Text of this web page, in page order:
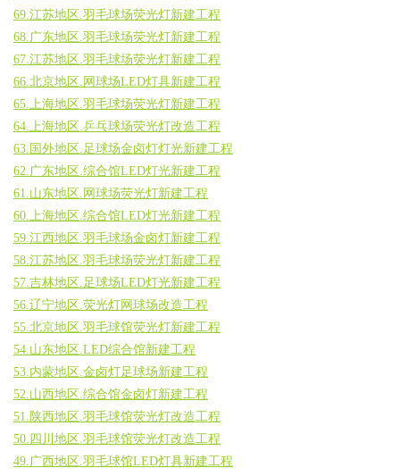
69.江苏地区.羽毛球场荧光灯新建工程
68.广东地区.羽毛球场荧光灯新建工程
67.江苏地区.羽毛球场荧光灯新建工程
66.北京地区.网球场LED灯具新建工程
65.上海地区.羽毛球场荧光灯新建工程
64.上海地区.乒乓球场荧光灯改造工程
63.国外地区.足球场金卤灯灯光新建工程
62.广东地区.综合馆LED灯光新建工程
61.山东地区.网球场荧光灯新建工程
60.上海地区.综合馆LED灯光新建工程
59.江西地区.羽毛球场金卤灯新建工程
58.江苏地区.羽毛球场荧光灯新建工程
57.吉林地区.足球场LED灯光新建工程
56.辽宁地区.荧光灯网球场改造工程
55.北京地区.羽毛球馆荧光灯新建工程
54.山东地区.LED综合馆新建工程
53.内蒙地区.金卤灯足球场新建工程
52.山西地区.综合馆金卤灯新建工程
51.陕西地区.羽毛球馆荧光灯改造工程
50.四川地区.羽毛球馆荧光灯改造工程
49.广西地区.羽毛球馆LED灯具新建工程